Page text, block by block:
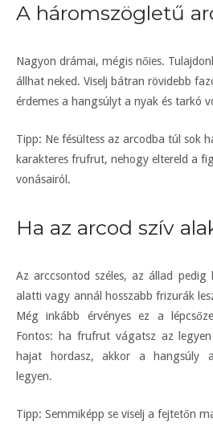
A háromszögletű
Nagyon drámai, mégis nőies.
állhat neked. Viselj bátran rövidebb
érdemes a hangsúlyt a nyak és tarkó
Tipp: Ne fésültess az arcodba túl sok
karakteres frufrut, nehogy eltereld a
vonásairól.
Ha az arcod szív
Az arccsontod széles, az állad pedig
alatti vagy annál hosszabb frizurák
Még inkább érvényes ez a
Fontos: ha frufrut vágatsz az
hajat hordasz, akkor a hangsúly
legyen.
Tipp: Semmiképp se viselj a fejtetőn